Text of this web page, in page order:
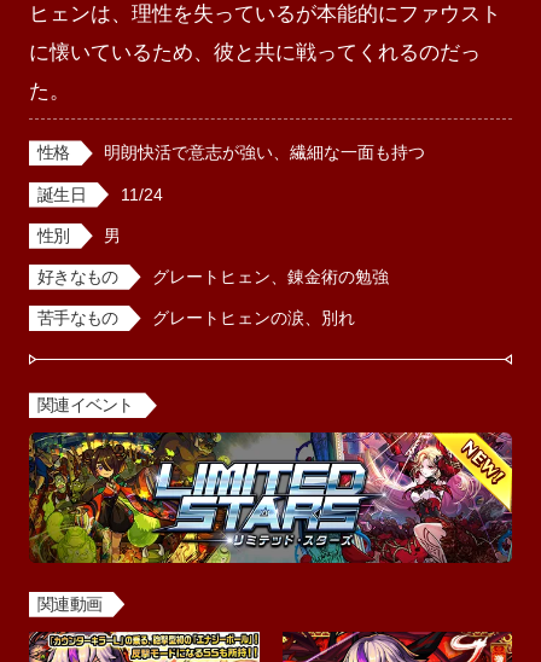
ヒェンは、理性を失っているが本能的にファウスト
に懐いているため、彼と共に戦ってくれるのだっ
た。
性格 明朗快活で意志が強い、繊細な一面も持つ
誕生日 11/24
性別 男
好きなもの グレートヒェン、錬金術の勉強
苦手なもの グレートヒェンの涙、別れ
関連イベント
関連動画